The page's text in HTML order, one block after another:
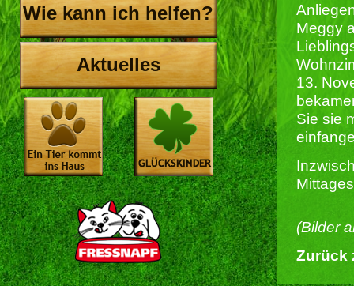
Wie kann ich helfen?
Aktuelles
Meggy
13.
Sie sie
(Bilder
Zurück